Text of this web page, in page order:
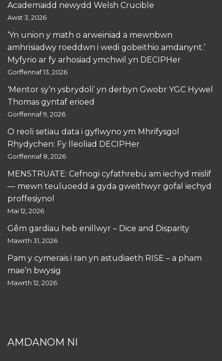
Academaidd newydd Welsh Crucible
Awst 3, 2026
‘Yn union y math o arweiniad a mewnbwn
amhrisiadwy roeddwn i wedi gobeithio amdanynt.’
Myfyrio ar fy arhosiad ymchwil yn DECIPHer
Gorffennaf 13, 2026
‘Mentor sy’n ysbrydoli’ yn derbyn Gwobr YGC Hywel
Thomas gyntaf erioed
Gorffennaf 9, 2026
O reoli setiau data i gyflwyno ym Mhrifysgol
Rhydychen: Fy lleoliad DECIPHer
Gorffennaf 8, 2026
MENSTRUATE: Cefnogi cyfathrebu am iechyd mislif
— mewn teuluoedd a gyda gweithwyr gofal iechyd
proffesiynol
Mai 12, 2026
Gêm gardiau heb enillwyr – Dice and Disparity
Mawrth 31, 2026
Pam y cymerais i ran yn astudiaeth RISE – a pham
mae’n bwysig
Mawrth 12, 2026
AMDANOM NI